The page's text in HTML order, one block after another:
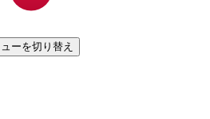
ーを切り替え